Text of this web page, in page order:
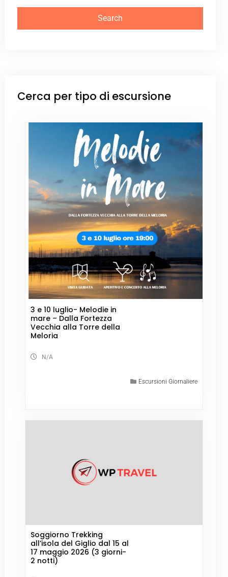
Cerca per tipo di escursione
3 e 10 luglio- Melodie in
mare – Dalla Fortezza
Vecchia alla Torre della
Meloria
N/A
Escursioni Giornaliere
Soggiorno Trekking
all’isola del Giglio dal 15 al
17 maggio 2026 (3 giorni-
2 notti)